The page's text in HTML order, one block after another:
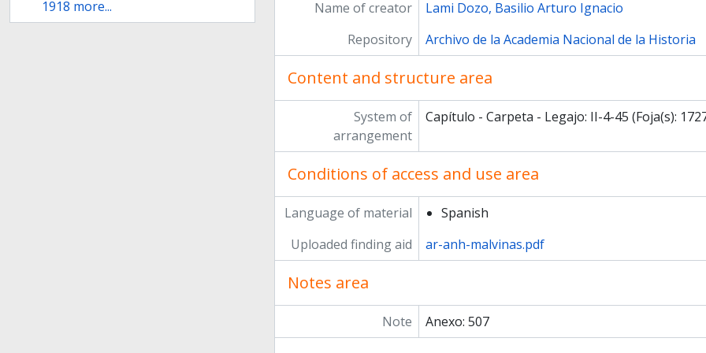
1918 more... Name of creator
Lami Dozo, Basilio Arturo Ignacio
Repository
Archivo de la Academia Nacional de la Historia
Content and structure area
System of
arrangement
Capítulo - Carpeta - Legajo: II-4-45 (Foja(s):
Conditions of access and use area
Language of material
Spanish
Uploaded finding aid
ar-anh-malvinas.pdf
Notes area
Note Anexo: 507